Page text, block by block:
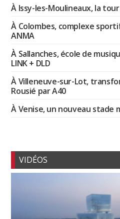
À Issy-les-Moulineaux, la
À Colombes, complexe
ANMA
À Sallanches, école de
LINK + DLD
À Villeneuve-sur-Lot,
Rousié par A40
À Venise, un nouveau stade
VIDÉOS